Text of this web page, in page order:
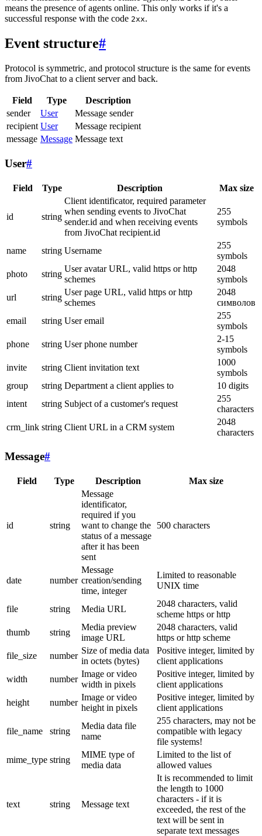
means the presence of agents online. This only works if it's a
successful response with the code 2xx.
Event structure#
Protocol is symmetric, and protocol structure is the same for events
from JivoChat to a client server and back.
Field Type
Description
sender
User
Message sender
recipient User
Message recipient
message Message Message text
User#
Field Type Description Max size
id string
Client identificator, required parameter
when sending events to JivoChat
sender.id and when receiving events
from JivoChat recipient.id
255
symbols
name string Username
255
symbols
photo
string
User avatar URL, valid https or http
schemes
2048
symbols
url
string
User page URL, valid https or http
schemes
2048
символов
email
string User email
255
symbols
phone
string User phone number
2-15
symbols
invite
string Client invitation text
1000
symbols
group
string Department a client applies to
10 digits
intent
string Subject of a customer's request
255
characters
crm_link string Client URL in a CRM system
2048
characters
Message#
Field Type Description Max size
id string
Message
identificator,
required if you
want to change the
status of a message
after it has been
sent
500 characters
date number
Message
creation/sending
time, integer
Limited to reasonable
UNIX time
file string Media URL
2048 characters, valid
scheme https or http
thumb
string
Media preview
image URL
2048 characters, valid
https or http scheme
file_size
number
Size of media data
in octets (bytes)
Positive integer, limited by
client applications
width
number
Image or video
width in pixels
Positive integer, limited by
client applications
height
number
Image or video
height in pixels
Positive integer, limited by
client applications
file_name string
Media data file
name
255 characters, may not be
compatible with legacy
file systems!
mime_type string
MIME type of
media data
Limited to the list of
allowed values
text string Message text
It is recommended to limit
the length to 1000
characters - if it is
exceeded, the rest of the
text will be sent in
separate text messages